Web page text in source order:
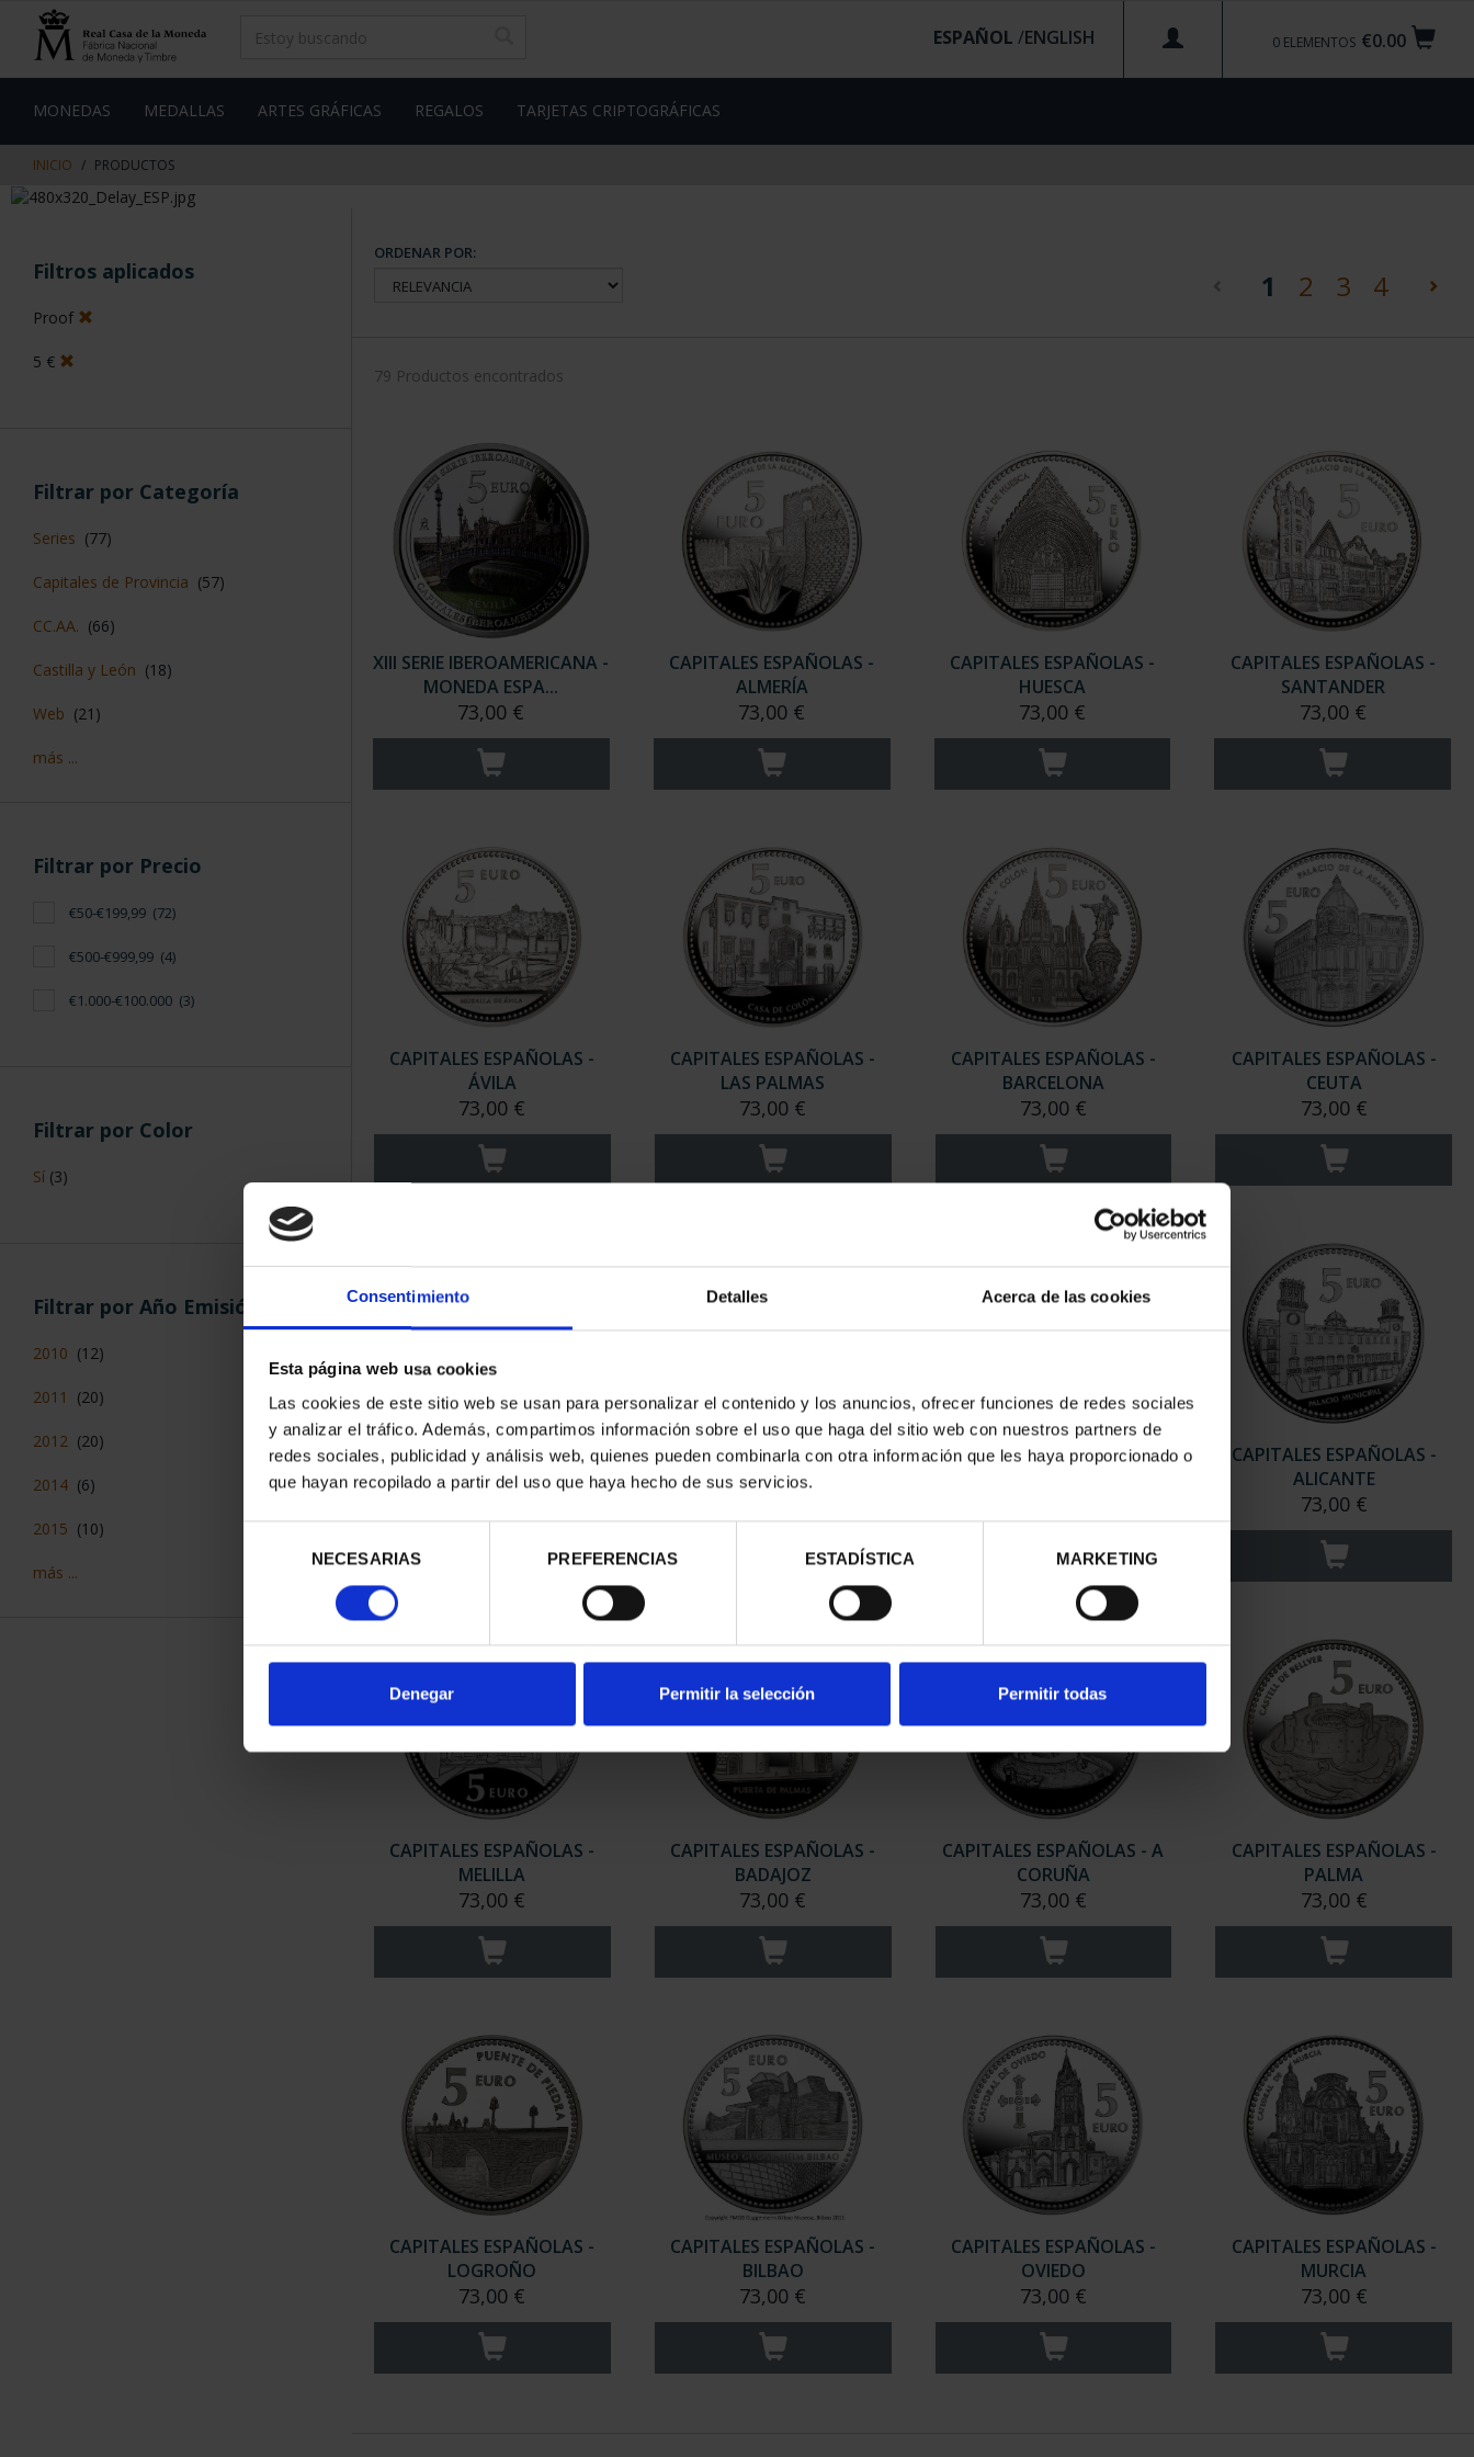
Consentimiento Detalles Acerca de las cookies
Esta página web usa cookies
Las cookies de este sitio web se usan para personalizar el contenido y los anuncios, ofrecer funciones de redes sociales
y analizar el tráfico. Además, compartimos información sobre el uso que haga del sitio web con nuestros partners de
redes sociales, publicidad y análisis web, quienes pueden combinarla con otra información que les haya proporcionado o
que hayan recopilado a partir del uso que haya hecho de sus servicios.
consentimiento
NECESARIAS PREFERENCIAS ESTADÍSTICA MARKETING
Denegar Permitir la selección Permitir todas
contenido
de
€0.00
0 ELEMENTOS
ESPAÑOL /
MONEDAS MEDALLAS ARTES GRÁFICAS REGALOS TARJETAS CRIPTOGRÁFICAS
INICIO PRODUCTOS
Filtros aplicados
Proof
5 €
Filtrar por Categoría
Series (77)
Capitales de Provincia (57)
CC.AA. (66)
Castilla y León (18)
Web (21)
más ...
Filtrar por Precio
€50-€199,99 (72)
€500-€999,99 (4)
€1.000-€100.000 (3)
Filtrar por Color
Sí (3)
Filtrar por Año Emisión
2010 (12)
2011 (20)
2012 (20)
2014 (6)
2015 (10)
más ...
ORDENAR POR:
1 (current)
2 3 4
79 Productos encontrados
XIII SERIE IBEROAMERICANA -
MONEDA ESPA...
73,00 €
CAPITALES ESPAÑOLAS -
ALMERÍA
73,00 €
CAPITALES ESPAÑOLAS -
HUESCA
73,00 €
CAPITALES ESPAÑOLAS -
SANTANDER
73,00 €
CAPITALES ESPAÑOLAS -
ÁVILA
73,00 €
CAPITALES ESPAÑOLAS -
LAS PALMAS
73,00 €
CAPITALES ESPAÑOLAS -
BARCELONA
73,00 €
CAPITALES ESPAÑOLAS -
CEUTA
73,00 €
CAPITALES ESPAÑOLAS -
ALBACETE
CAPITALES ESPAÑOLAS -
MADRID
CAPITALES ESPAÑOLAS -
CAPITALES ESPAÑOLAS -
ALICANTE
73,00 €
CAPITALES ESPAÑOLAS -
MELILLA
73,00 €
CAPITALES ESPAÑOLAS -
BADAJOZ
73,00 €
CAPITALES ESPAÑOLAS - A
CORUÑA
73,00 €
CAPITALES ESPAÑOLAS -
PALMA
73,00 €
CAPITALES ESPAÑOLAS -
LOGROÑO
73,00 €
CAPITALES ESPAÑOLAS -
BILBAO
73,00 €
CAPITALES ESPAÑOLAS -
OVIEDO
73,00 €
CAPITALES ESPAÑOLAS -
MURCIA
73,00 €